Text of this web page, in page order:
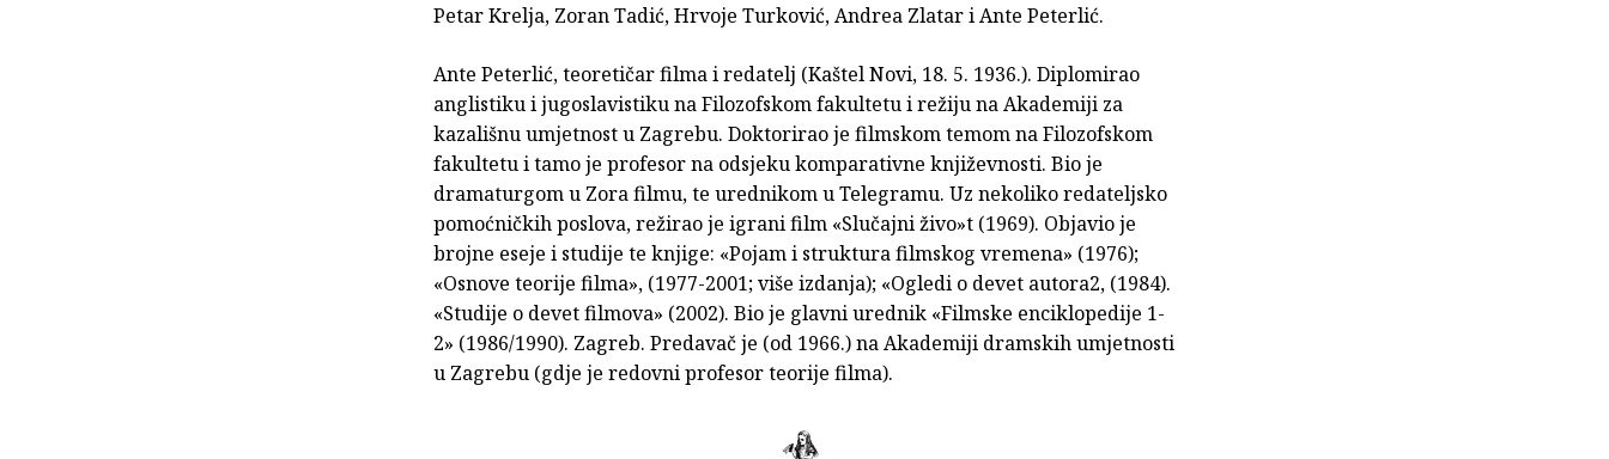
Petar Krelja, Zoran Tadić, Hrvoje Turković, Andrea Zlatar i Ante Peterlić.
Ante Peterlić, teoretičar filma i redatelj (Kaštel Novi, 18. 5. 1936.). Diplomirao
anglistiku i jugoslavistiku na Filozofskom fakultetu i režiju na Akademiji za
kazališnu umjetnost u Zagrebu. Doktorirao je filmskom temom na Filozofskom
fakultetu i tamo je profesor na odsjeku komparativne književnosti. Bio je
dramaturgom u Zora filmu, te urednikom u Telegramu. Uz nekoliko redateljsko
pomoćničkih poslova, režirao je igrani film «Slučajni živo»t (1969). Objavio je
brojne eseje i studije te knjige: «Pojam i struktura filmskog vremena» (1976);
«Osnove teorije filma», (1977-2001; više izdanja); «Ogledi o devet autora2, (1984).
«Studije o devet filmova» (2002). Bio je glavni urednik «Filmske enciklopedije 1-
2» (1986/1990). Zagreb. Predavač je (od 1966.) na Akademiji dramskih umjetnosti
u Zagrebu (gdje je redovni profesor teorije filma).